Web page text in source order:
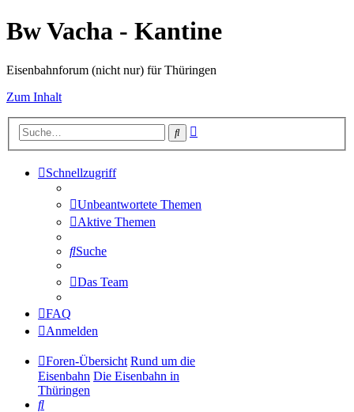
Bw Vacha - Kantine
Eisenbahnforum (nicht nur) für Thüringen
Zum Inhalt
Suche
Schnellzugriff
Unbeantwortete Themen
Aktive Themen
Suche
Das Team
FAQ
Anmelden
Foren-Übersicht Rund um die
Eisenbahn Die Eisenbahn in
Thüringen
Suche